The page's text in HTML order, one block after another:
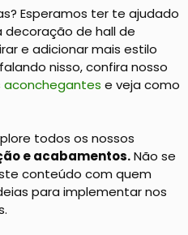
Esperamos ter te ajudado
decoração de hall de
e adicionar mais estilo
nisso, confira nosso
e veja como
todos os nossos
e acabamentos.Não se
conteúdo com quem
para implementar nos